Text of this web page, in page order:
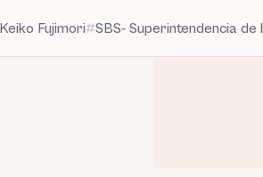
Keiko Fujimori SBS- Superintendencia